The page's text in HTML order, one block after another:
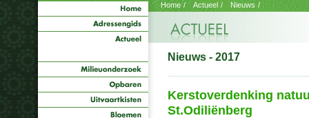
Home / Actueel / Nieuws /
Nieuws - 2017
Kerstoverdenking
St.Odiliënberg